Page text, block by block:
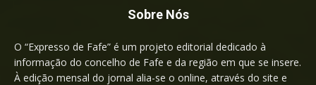
Sobre Nós
O “Expresso de Fafe” é um projeto editorial dedicado à
informação do concelho de Fafe e da região em que se insere.
À edição mensal do jornal alia-se o online, através do site e